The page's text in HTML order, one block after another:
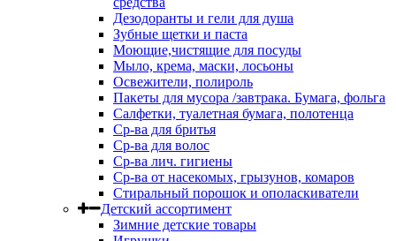
Дезодоранты и гели для душа
Зубные щетки и паста
Моющие,чистящие для посуды
Мыло, крема, маски, лосьоны
Освежители, полироль
Пакеты для мусора /завтрака. Бумага, фольга
Салфетки, туалетная бумага, полотенца
Ср-ва для бритья
Ср-ва для волос
Ср-ва лич. гигиены
Ср-ва от насекомых, грызунов, комаров
Стиральный порошок и ополаскиватели
Детский ассортимент
Зимние детские товары